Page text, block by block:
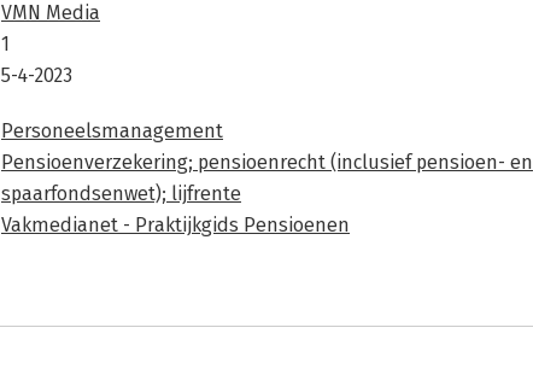
VMN Media
1
5-4-2023
Personeelsmanagement
Pensioenverzekering; pensioenrecht (inclusief pensioen- en
spaarfondsenwet); lijfrente
Vakmedianet - Praktijkgids Pensioenen